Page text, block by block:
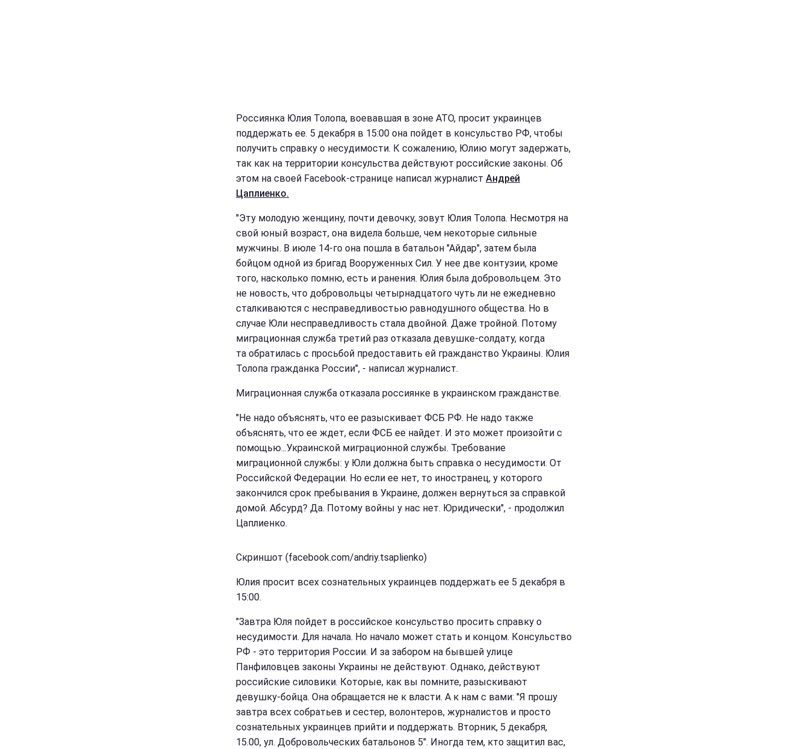
Россиянка Юлия Толопа, воевавшая в зоне АТО, просит украинцев
поддержать ее. 5 декабря в 15:00 она пойдет в консульство РФ, чтобы
получить справку о несудимости. К сожалению, Юлию могут задержать,
так как на территории консульства действуют российские законы. Об
этом на своей Facebook-странице написал журналист Андрей
Цаплиенко.
"Эту молодую женщину, почти девочку, зовут Юлия Толопа. Несмотря на
свой юный возраст, она видела больше, чем некоторые сильные
мужчины. В июле 14-го она пошла в батальон "Айдар", затем была
бойцом одной из бригад Вооруженных Сил. У нее две контузии, кроме
того, насколько помню, есть и ранения. Юлия была добровольцем. Это
не новость, что добровольцы четырнадцатого чуть ли не ежедневно
сталкиваются с несправедливостью равнодушного общества. Но в
случае Юли несправедливость стала двойной. Даже тройной. Потому
миграционная служба третий раз отказала девушке-солдату, когда
та обратилась с просьбой предоставить ей гражданство Украины. Юлия
Толопа гражданка России", - написал журналист.
Миграционная служба отказала россиянке в украинском гражданстве.
"Не надо объяснять, что ее разыскивает ФСБ РФ. Не надо также
объяснять, что ее ждет, если ФСБ ее найдет. И это может произойти с
помощью...Украинской миграционной службы. Требование
миграционной службы: у Юли должна быть справка о несудимости. От
Российской Федерации. Но если ее нет, то иностранец, у которого
закончился срок пребывания в Украине, должен вернуться за справкой
домой. Абсурд? Да. Потому войны у нас нет. Юридически", - продолжил
Цаплиенко.
Скриншот (facebook.com/andriy.tsaplienko)
Юлия просит всех сознательных украинцев поддержать ее 5 декабря в
15:00.
"Завтра Юля пойдет в российское консульство просить справку о
несудимости. Для начала. Но начало может стать и концом. Консульство
РФ - это территория России. И за забором на бывшей улице
Панфиловцев законы Украины не действуют. Однако, действуют
российские силовики. Которые, как вы помните, разыскивают
девушку-бойца. Она обращается не к власти. А к нам с вами: "Я прошу
завтра всех собратьев и сестер, волонтеров, журналистов и просто
сознательных украинцев прийти и поддержать. Вторник, 5 декабря,
15.00, ул. Добровольческих батальонов 5". Иногда тем, кто защитил вас,